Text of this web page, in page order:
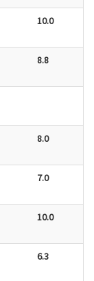
10.0
8.8
8.0
7.0
10.0
6.3